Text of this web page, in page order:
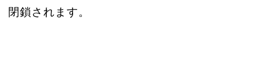
閉鎖されます。